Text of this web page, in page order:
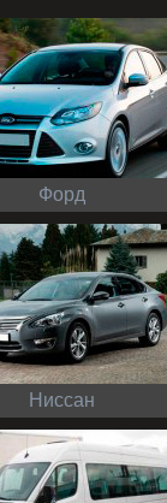
Форд
Ниссан